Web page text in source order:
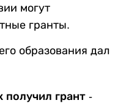
могут
гранты.
образования дал
получил грант -